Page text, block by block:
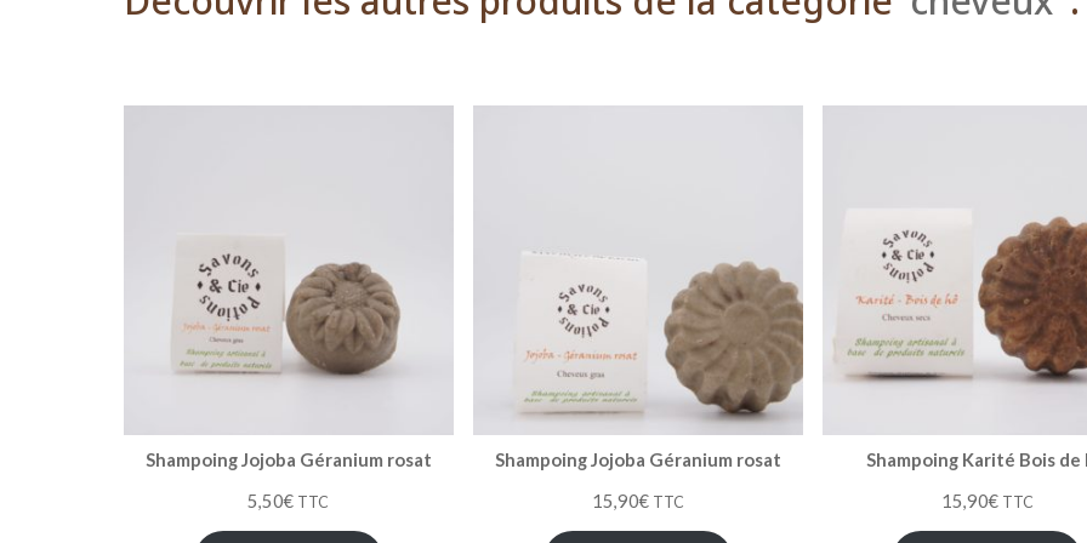
Shampoing Jojoba Géranium rosat
5,50€ TTC
Shampoing Jojoba Géranium rosat
15,90€ TTC
Shampoing Karité Bois de
15,90€ TTC